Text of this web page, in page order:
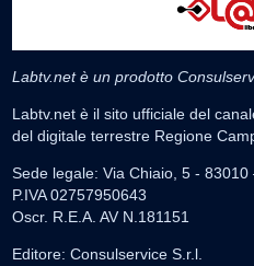
Labtv.net è un prodotto
Labtv.net è il sito ufficiale del
del digitale terrestre Regione
Sede legale: Via Chiaio, 5 - 83010
P.IVA 02757950643
Oscr. R.E.A. AV N.181151
Editore: Consulservice S.r.l.